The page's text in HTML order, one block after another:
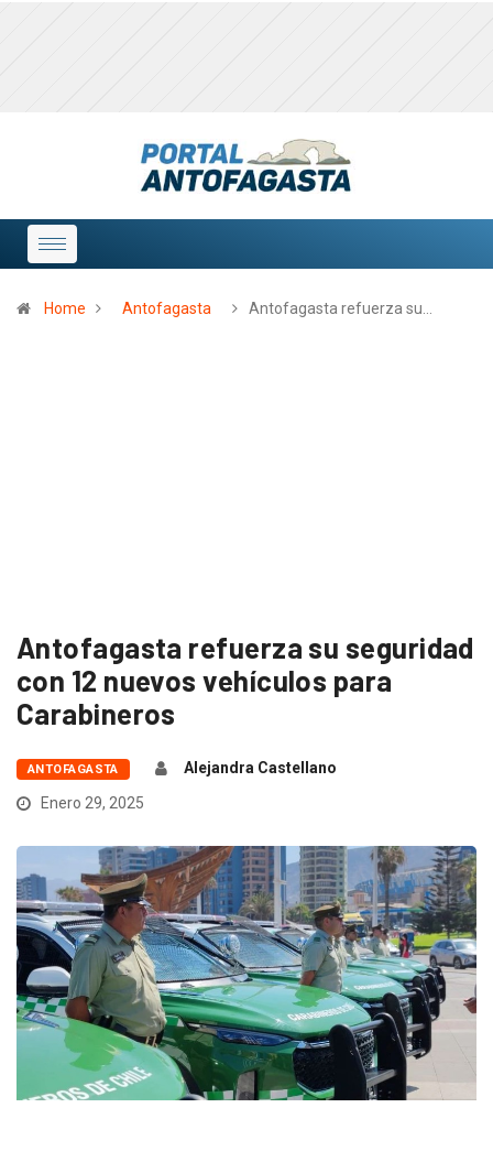
Home Antofagasta Antofagasta refuerza su…
Antofagasta refuerza su seguridad
con 12 nuevos vehículos para
Carabineros
ANTOFAGASTA
Alejandra Castellano
Enero 29, 2025